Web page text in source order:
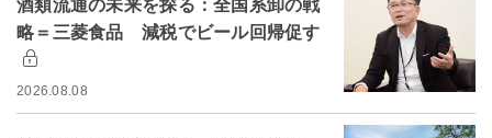
酒類流通の未来を探る：全国系卸の戦
略＝三菱食品 減税でビール回帰促す
2026.08.08